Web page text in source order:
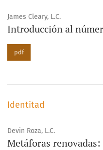
James Cleary, L.C.
Introducción al
pdf
Identitad
Devin Roza, L.C.
Metáforas